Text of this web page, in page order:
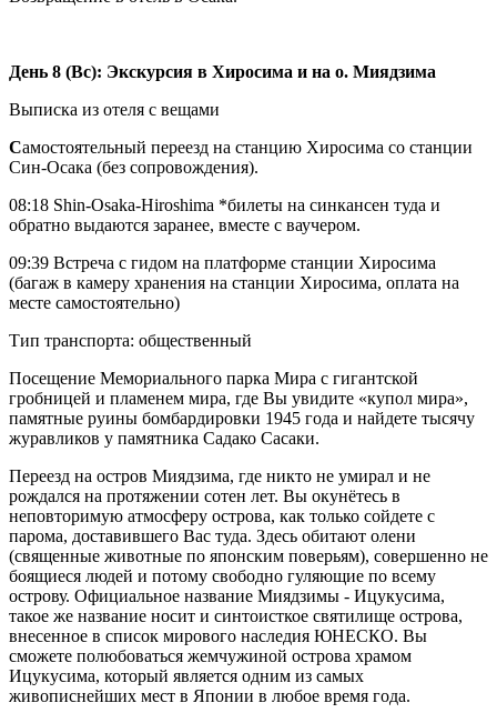
День 8 (Вс): Экскурсия в Хиросима и на о. Миядзима
Выписка из отеля с вещами
Самостоятельный переезд на станцию Хиросима со станции
Син-Осака (без сопровождения).
08:18 Shin-Osaka-Hiroshima *билеты на синкансен туда и
обратно выдаются заранее, вместе с ваучером.
09:39 Встреча с гидом на платформе станции Хиросима
(багаж в камеру хранения на станции Хиросима, оплата на
месте самостоятельно)
Тип транспорта: общественный
Посещение Мемориального парка Мира с гигантской
гробницей и пламенем мира, где Вы увидите «купол мира»,
памятные руины бомбардировки 1945 года и найдете тысячу
журавликов у памятника Садако Сасаки.
Переезд на остров Миядзима, где никто не умирал и не
рождался на протяжении сотен лет. Вы окунётесь в
неповторимую атмосферу острова, как только сойдете с
парома, доставившего Вас туда. Здесь обитают олени
(священные животные по японским поверьям), совершенно не
боящиеся людей и потому свободно гуляющие по всему
острову. Официальное название Миядзимы - Ицукусима,
такое же название носит и синтоисткое святилище острова,
внесенное в список мирового наследия ЮНЕСКО. Вы
сможете полюбоваться жемчужиной острова храмом
Ицукусима, который является одним из самых
живописнейших мест в Японии в любое время года.